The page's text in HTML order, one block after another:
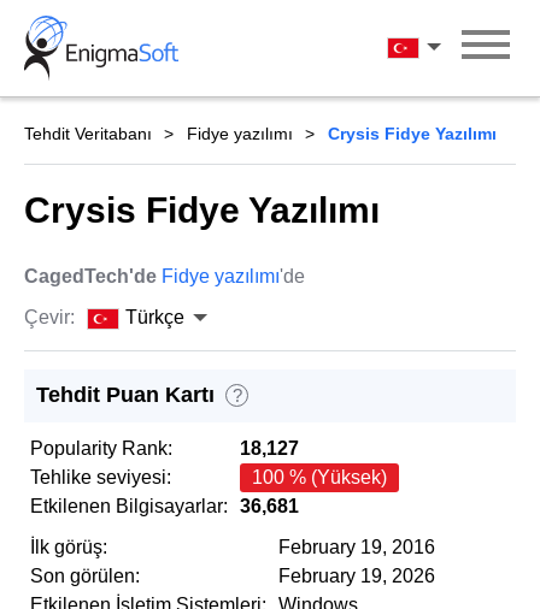
Skip
content
Türkçe
Tehdit Veritabanı Fidye yazılımı Crysis Fidye Yazılımı
Crysis Fidye Yazılımı
CagedTech'de Fidye yazılımı'de
Çevir:
Türkçe
Tehdit Puan Kartı ?
Popularity Rank:
18,127
Tehlike seviyesi:
100 % (Yüksek)
Etkilenen Bilgisayarlar:
36,681
İlk görüş:
February 19, 2016
Son görülen:
February 19, 2026
Etkilenen İşletim Sistemleri:
Windows